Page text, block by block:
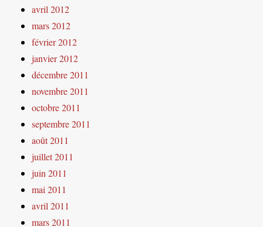
avril 2012
mars 2012
février 2012
janvier 2012
décembre 2011
novembre 2011
octobre 2011
septembre 2011
août 2011
juillet 2011
juin 2011
mai 2011
avril 2011
mars 2011